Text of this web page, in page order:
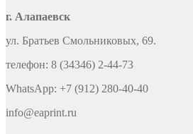
г. Алапаевск
ул. Братьев Смольниковых, 69.
телефон: 8 (34346) 2-44-73
WhatsApp: +7 (912) 280-40-40
info@eaprint.ru